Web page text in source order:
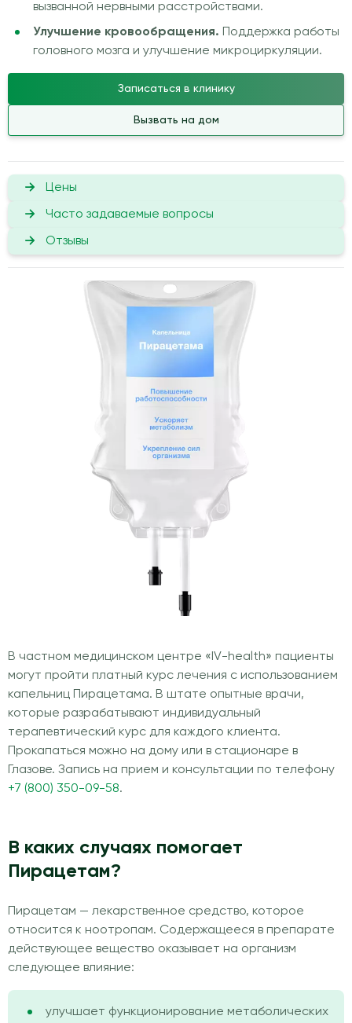
вызванной нервными расстройствами.
Улучшение кровообращения. Поддержка работы
головного мозга и улучшение микроциркуляции.
Записаться в клинику
Вызвать на дом
Цены
Часто задаваемые вопросы
Отзывы
В частном медицинском центре «IV-health» пациенты
могут пройти платный курс лечения с использованием
капельниц Пирацетама. В штате опытные врачи,
которые разрабатывают индивидуальный
терапевтический курс для каждого клиента.
Прокапаться можно на дому или в стационаре в
Глазове. Запись на прием и консультации по телефону
+7 (800) 350-09-58.
В каких случаях помогает
Пирацетам?
Пирацетам — лекарственное средство, которое
относится к ноотропам. Содержащееся в препарате
действующее вещество оказывает на организм
следующее влияние:
улучшает функционирование метаболических